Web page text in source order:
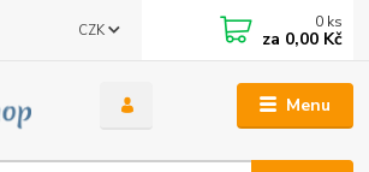
Menu
CZK 0 ks
za 0,00 Kč